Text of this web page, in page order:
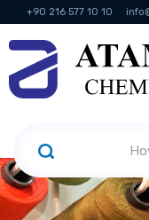
+90 216 577 10 10
KVKK Politikası